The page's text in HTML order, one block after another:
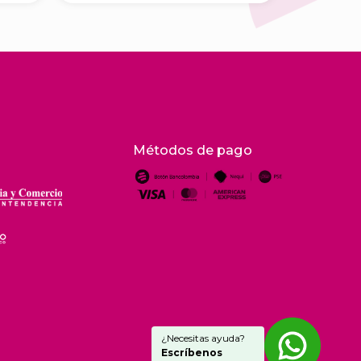
Métodos de pago
¿Necesitas ayuda?
Escríbenos